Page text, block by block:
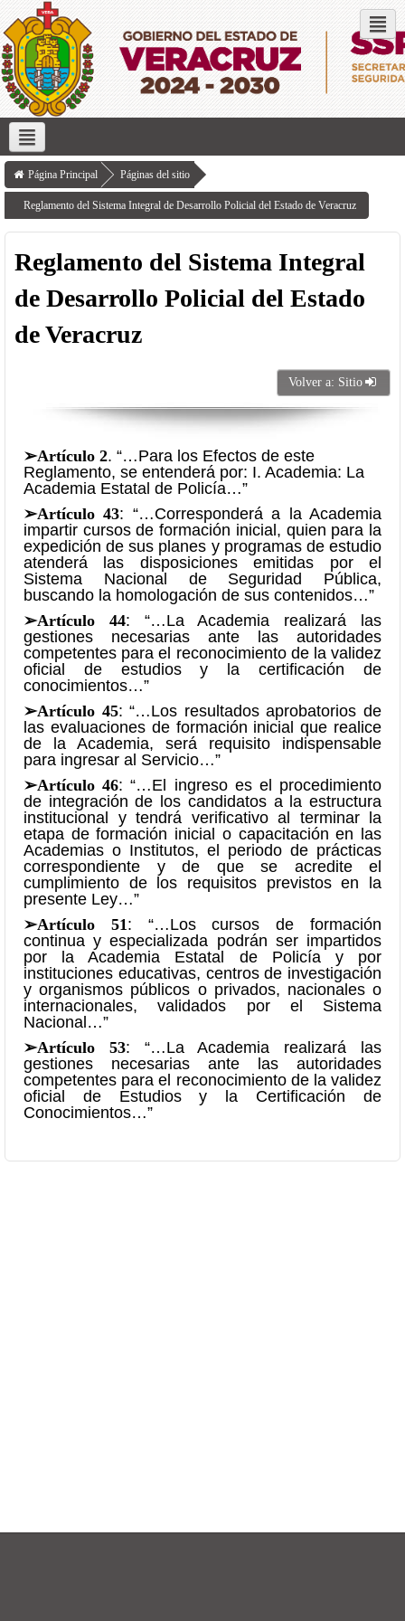
Inicio Servicios que ofrece
Página Principal Páginas del sitio
Reglamento del Sistema Integral de Desarrollo Policial del Estado de Veracruz
Reglamento del Sistema Integral
de Desarrollo Policial del Estado
de Veracruz
Volver a: Sitio
➢Artículo 2. “…Para los Efectos de este
Reglamento, se entenderá por: I. Academia: La
Academia Estatal de Policía…”
➢Artículo 43: “…Corresponderá a la Academia
impartir cursos de formación inicial, quien para la
expedición de sus planes y programas de estudio
atenderá las disposiciones emitidas por el
Sistema Nacional de Seguridad Pública,
buscando la homologación de sus contenidos…”
➢Artículo 44: “…La Academia realizará las
gestiones necesarias ante las autoridades
competentes para el reconocimiento de la validez
oficial de estudios y la certificación de
conocimientos…”
➢Artículo 45: “…Los resultados aprobatorios de
las evaluaciones de formación inicial que realice
de la Academia, será requisito indispensable
para ingresar al Servicio…”
➢Artículo 46: “…El ingreso es el procedimiento
de integración de los candidatos a la estructura
institucional y tendrá verificativo al terminar la
etapa de formación inicial o capacitación en las
Academias o Institutos, el periodo de prácticas
correspondiente y de que se acredite el
cumplimiento de los requisitos previstos en la
presente Ley…”
➢Artículo 51: “…Los cursos de formación
continua y especializada podrán ser impartidos
por la Academia Estatal de Policía y por
instituciones educativas, centros de investigación
y organismos públicos o privados, nacionales o
internacionales, validados por el Sistema
Nacional…”
➢Artículo 53: “…La Academia realizará las
gestiones necesarias ante las autoridades
competentes para el reconocimiento de la validez
oficial de Estudios y la Certificación de
Conocimientos…”